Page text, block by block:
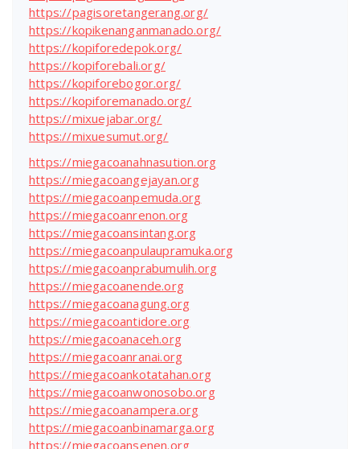
https://pagisoretangerang.org/
https://kopikenanganmanado.org/
https://kopiforedepok.org/
https://kopiforebali.org/
https://kopiforebogor.org/
https://kopiforemanado.org/
https://mixuejabar.org/
https://mixuesumut.org/
https://miegacoanahnasution.org
https://miegacoangejayan.org
https://miegacoanpemuda.org
https://miegacoanrenon.org
https://miegacoansintang.org
https://miegacoanpulaupramuka.org
https://miegacoanprabumulih.org
https://miegacoanende.org
https://miegacoanagung.org
https://miegacoantidore.org
https://miegacoanaceh.org
https://miegacoanranai.org
https://miegacoankotatahan.org
https://miegacoanwonosobo.org
https://miegacoanampera.org
https://miegacoanbinamarga.org
https://miegacoansenen.org